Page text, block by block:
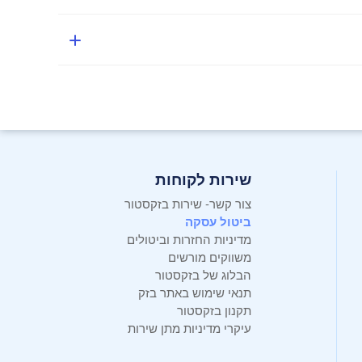
שירות לקוחות
צור קשר- שירות בזקסטור
ביטול עסקה
מדיניות החזרות וביטולים
משווקים מורשים
הבלוג של בזקסטור
תנאי שימוש באתר בזק
תקנון בזקסטור
עיקרי מדיניות מתן שירות